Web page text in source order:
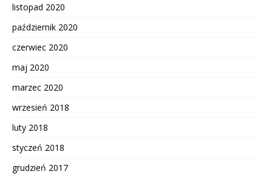
listopad 2020
październik 2020
czerwiec 2020
maj 2020
marzec 2020
wrzesień 2018
luty 2018
styczeń 2018
grudzień 2017